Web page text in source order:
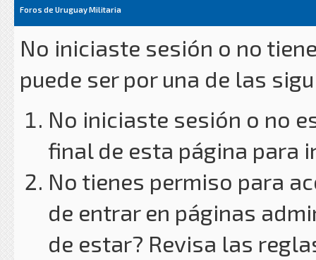
Foros de Uruguay Militaria
No iniciaste sesión o no
puede ser por una de las
No iniciaste sesión o no
final de esta página para
No tienes permiso para
de entrar en páginas
de estar? Revisa las